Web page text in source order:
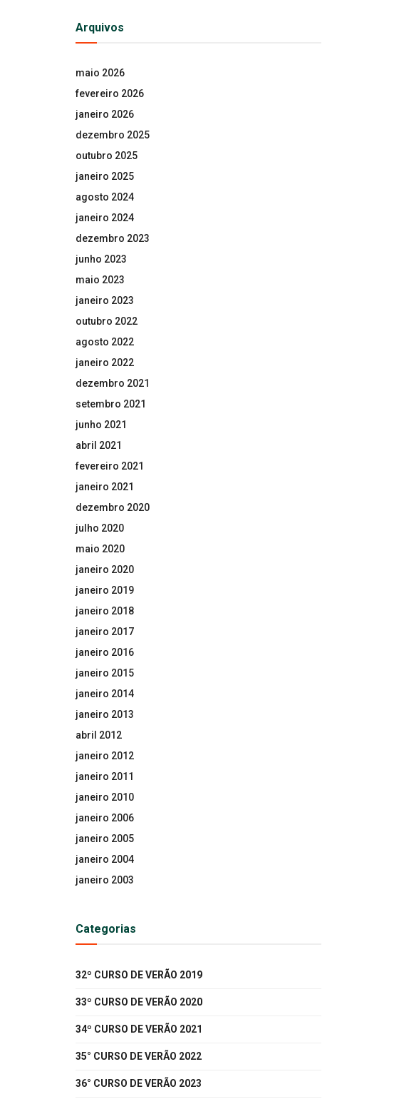
Arquivos
maio 2026
fevereiro 2026
janeiro 2026
dezembro 2025
outubro 2025
janeiro 2025
agosto 2024
janeiro 2024
dezembro 2023
junho 2023
maio 2023
janeiro 2023
outubro 2022
agosto 2022
janeiro 2022
dezembro 2021
setembro 2021
junho 2021
abril 2021
fevereiro 2021
janeiro 2021
dezembro 2020
julho 2020
maio 2020
janeiro 2020
janeiro 2019
janeiro 2018
janeiro 2017
janeiro 2016
janeiro 2015
janeiro 2014
janeiro 2013
abril 2012
janeiro 2012
janeiro 2011
janeiro 2010
janeiro 2006
janeiro 2005
janeiro 2004
janeiro 2003
Categorias
32º CURSO DE VERÃO 2019
33º CURSO DE VERÃO 2020
34º CURSO DE VERÃO 2021
35° CURSO DE VERÃO 2022
36° CURSO DE VERÃO 2023